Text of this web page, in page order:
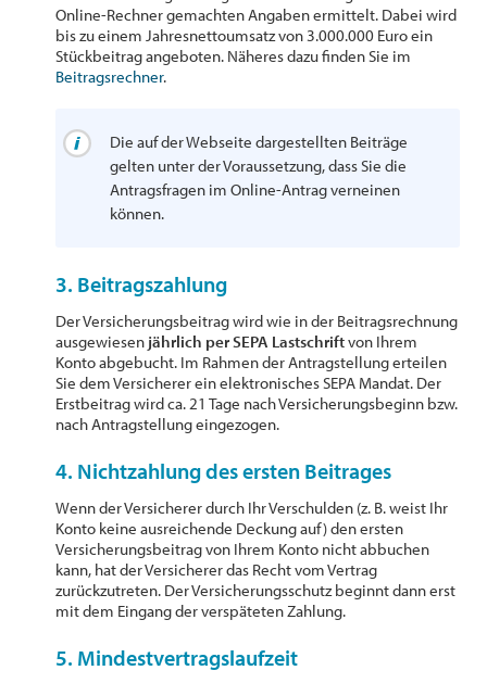
Online-Rechner gemachten Angaben ermittelt. Dabei wird
bis zu einem Jahresnettoumsatz von 3.000.000 Euro ein
Stückbeitrag angeboten. Näheres dazu finden Sie im
Beitragsrechner.
Die auf der Webseite dargestellten Beiträge
gelten unter der Voraussetzung, dass Sie die
Antragsfragen im Online-Antrag verneinen
können.
3. Beitragszahlung
Der Versicherungsbeitrag wird wie in der Beitragsrechnung
ausgewiesen jährlich per SEPA Lastschriftvon Ihrem
Konto abgebucht. Im Rahmen der Antragstellung erteilen
Sie dem Versicherer ein elektronisches SEPA Mandat. Der
Erstbeitrag wird ca. 21 Tage nach Versicherungsbeginn bzw.
nach Antragstellung eingezogen.
4. Nichtzahlung des ersten Beitrages
Wenn der Versicherer durch Ihr Verschulden (z. B. weist Ihr
Konto keine ausreichende Deckung auf) den ersten
Versicherungsbeitrag von Ihrem Konto nicht abbuchen
kann, hat der Versicherer das Recht vom Vertrag
zurückzutreten. Der Versicherungsschutz beginnt dann erst
mit dem Eingang der verspäteten Zahlung.
5. Mindestvertragslaufzeit